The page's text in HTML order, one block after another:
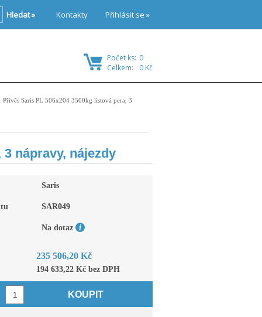
Přívěs Saris PL 506x204 3500kg listová pera, 3
nápravy, nájezdy
Saris
SAR049
Na dotaz
235 506,20 Kč
194 633,22 Kč bez DPH
KOUPIT
Přihlásit se »
Kontakty
Hledat »
Počet ks: 0
Celkem:
0 Kč